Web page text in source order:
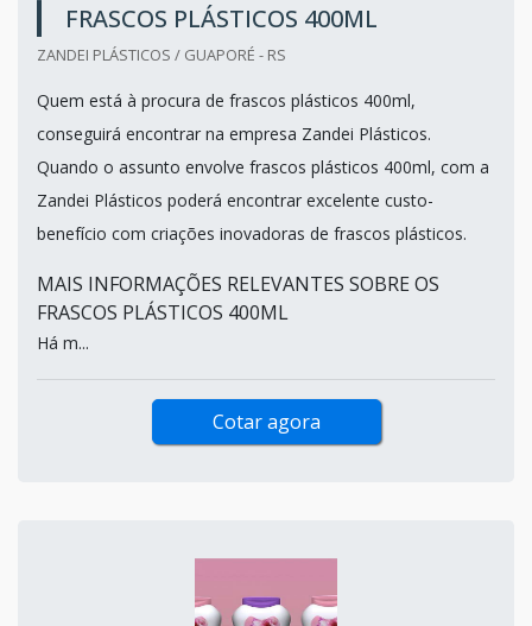
FRASCOS PLÁSTICOS 400ML
ZANDEI PLÁSTICOS / GUAPORÉ - RS
Quem está à procura de frascos plásticos 400ml,
conseguirá encontrar na empresa Zandei Plásticos.
Quando o assunto envolve frascos plásticos 400ml, com a
Zandei Plásticos poderá encontrar excelente custo-
benefício com criações inovadoras de frascos plásticos.
MAIS INFORMAÇÕES RELEVANTES SOBRE OS
FRASCOS PLÁSTICOS 400ML
Há m...
Cotar agora